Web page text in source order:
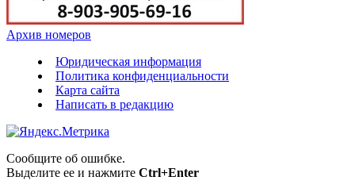
Архив номеров
Юридическая информация
Политика конфиденциальности
Карта сайта
Написать в редакцию
Сообщите об ошибке.
Выделите ее и нажмите Ctrl+Enter